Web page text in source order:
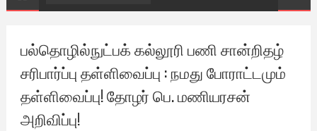
பல்தொழில்நுட்பக் கல்லூரி பணி சான்றிதழ்
சரிபார்ப்பு தள்ளிவைப்பு : நமது போராட்டமும்
தள்ளிவைப்பு! தோழர் பெ. மணியரசன்
அறிவிப்பு!